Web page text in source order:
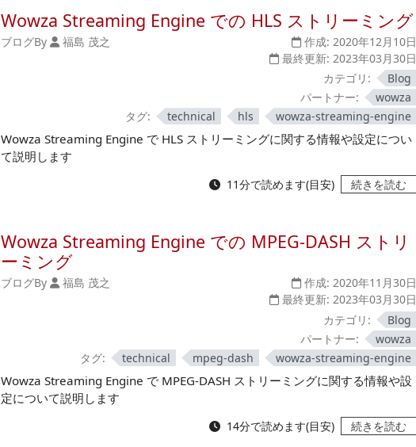
Wowza Streaming Engine での HLS ストリーミング
ブログBy 福島 茂之 作成: 2020年12月10日
最終更新: 2023年03月30日
カテゴリ:
Blog
パートナー:
wowza
タグ:
technical hls wowza-streaming-engine
Wowza Streaming Engine で HLS ストリーミングに関する情報や設定につい
て説明します
11分で読めます(目安) 続きを読む
Wowza Streaming Engine での MPEG-DASH ストリ
ーミング
ブログBy 福島 茂之 作成:2020年11月30日
最終更新:2023年03月30日
カテゴリ:
Blog
パートナー:
wowza
タグ:
technical mpeg-dash wowza-streaming-engine
Wowza Streaming Engine で MPEG-DASH ストリーミングに関する情報や設
定について説明します
14分で読めます(目安) 続きを読む